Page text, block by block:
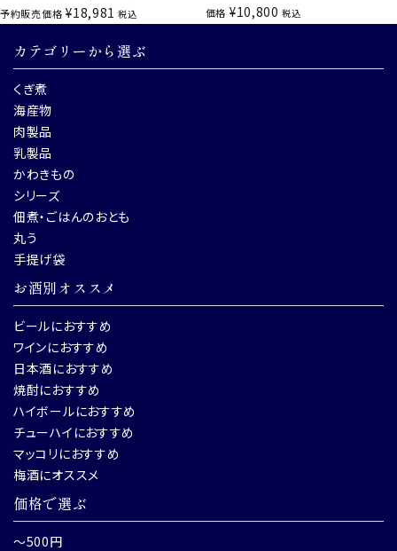
予約販売価格 ¥18,981 税込 価格 ¥10,800 税込
カテゴリーから選ぶ
くぎ煮
海産物
肉製品
乳製品
かわきもの
シリーズ
佃煮・ごはんのおとも
丸う
手提げ袋
お酒別オススメ
ビールにおすすめ
ワインにおすすめ
日本酒におすすめ
焼酎におすすめ
ハイボールにおすすめ
チューハイにおすすめ
マッコリにおすすめ
梅酒にオススメ
価格で選ぶ
～500円